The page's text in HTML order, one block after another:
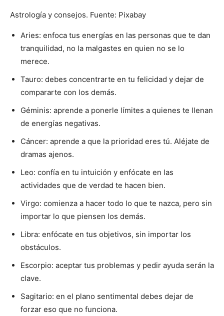
Astrología y consejos. Fuente: Pixabay
Aries: enfoca tus energías en las personas que te dan
tranquilidad, no la malgastes en quien no se lo
merece.
Tauro: debes concentrarte en tu felicidad y dejar de
compararte con los demás.
Géminis: aprende a ponerle límites a quienes te llenan
de energías negativas.
Cáncer: aprende a que la prioridad eres tú. Aléjate de
dramas ajenos.
Leo: confía en tu intuición y enfócate en las
actividades que de verdad te hacen bien.
Virgo: comienza a hacer todo lo que te nazca, pero sin
importar lo que piensen los demás.
Libra: enfócate en tus objetivos, sin importar los
obstáculos.
Escorpio: aceptar tus problemas y pedir ayuda serán la
clave.
Sagitario: en el plano sentimental debes dejar de
forzar eso que no funciona.